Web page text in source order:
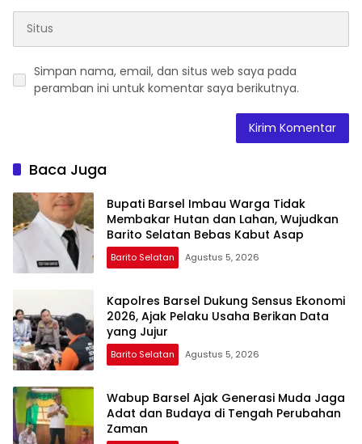
Simpan nama, email, dan situs web saya pada
peramban ini untuk komentar saya berikutnya.
Baca Juga
Bupati Barsel Imbau Warga Tidak
Membakar Hutan dan Lahan, Wujudkan
Barito Selatan Bebas Kabut Asap
Barito Selatan Agustus 5, 2026
Kapolres Barsel Dukung Sensus Ekonomi
2026, Ajak Pelaku Usaha Berikan Data
yang Jujur
Barito Selatan Agustus 5, 2026
Wabup Barsel Ajak Generasi Muda Jaga
Adat dan Budaya di Tengah Perubahan
Zaman